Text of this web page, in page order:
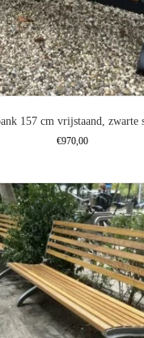
op
de
productpagina
157 cm vrijstaand, zwarte
€970,00